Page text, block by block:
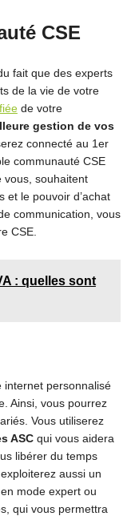
CSE
fait que des experts
de la vie de votre
de votre
gestion de vos
connecté au 1er
communauté CSE
vous, souhaitent
et le pouvoir d’achat
communication, vous
CSE.
: quelles sont
internet personnalisé
Ainsi, vous pourrez
Vous utiliserez
ASCqui vous aidera
libérer du temps
aussi un
mode expert ou
qui vous permettra